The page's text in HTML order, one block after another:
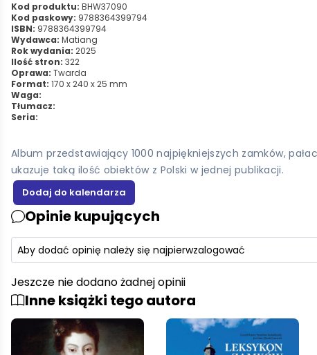
Kod produktu: BHW37090
Kod paskowy: 9788364399794
ISBN: 9788364399794
Wydawca: Matiang
Rok wydania: 2025
Ilość stron: 322
Oprawa: Twarda
Format: 170 x 240 x 25 mm
Waga:
Tłumacz:
Seria:
Album przedstawiający 1000 najpiękniejszych zamków,
ukazuje taką ilość obiektów z Polski w jednej publikacji.
Opinie kupujących
Aby dodać opinię należy się najpierwzalogować
Jeszcze nie dodano żadnej opinii
Inne książki tego autora